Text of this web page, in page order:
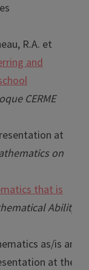
R.A. et
and
CERME
at
on
that is
Ability
as/is an
at the